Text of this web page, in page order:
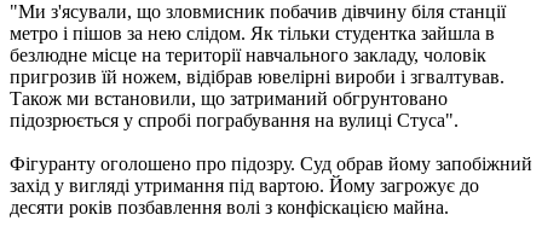
"Ми з'ясували, що зловмисник побачив дівчину біля станції
метро і пішов за нею слідом. Як тільки студентка зайшла в
безлюдне місце на території навчального закладу, чоловік
пригрозив їй ножем, відібрав ювелірні вироби і згвалтував.
Також ми встановили, що затриманий обгрунтовано
підозрюється у спробі пограбування на вулиці Стуса".
Фігуранту оголошено про підозру. Суд обрав йому запобіжний
захід у вигляді утримання під вартою. Йому загрожує до
десяти років позбавлення волі з конфіскацією майна.